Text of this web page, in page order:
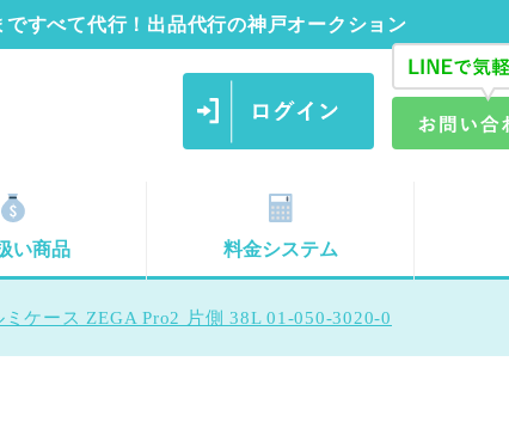
ですべて代行！出品代行の神戸オークション
い商品 料金システム
ケース ZEGA Pro2 片側 38L 01-050-3020-0